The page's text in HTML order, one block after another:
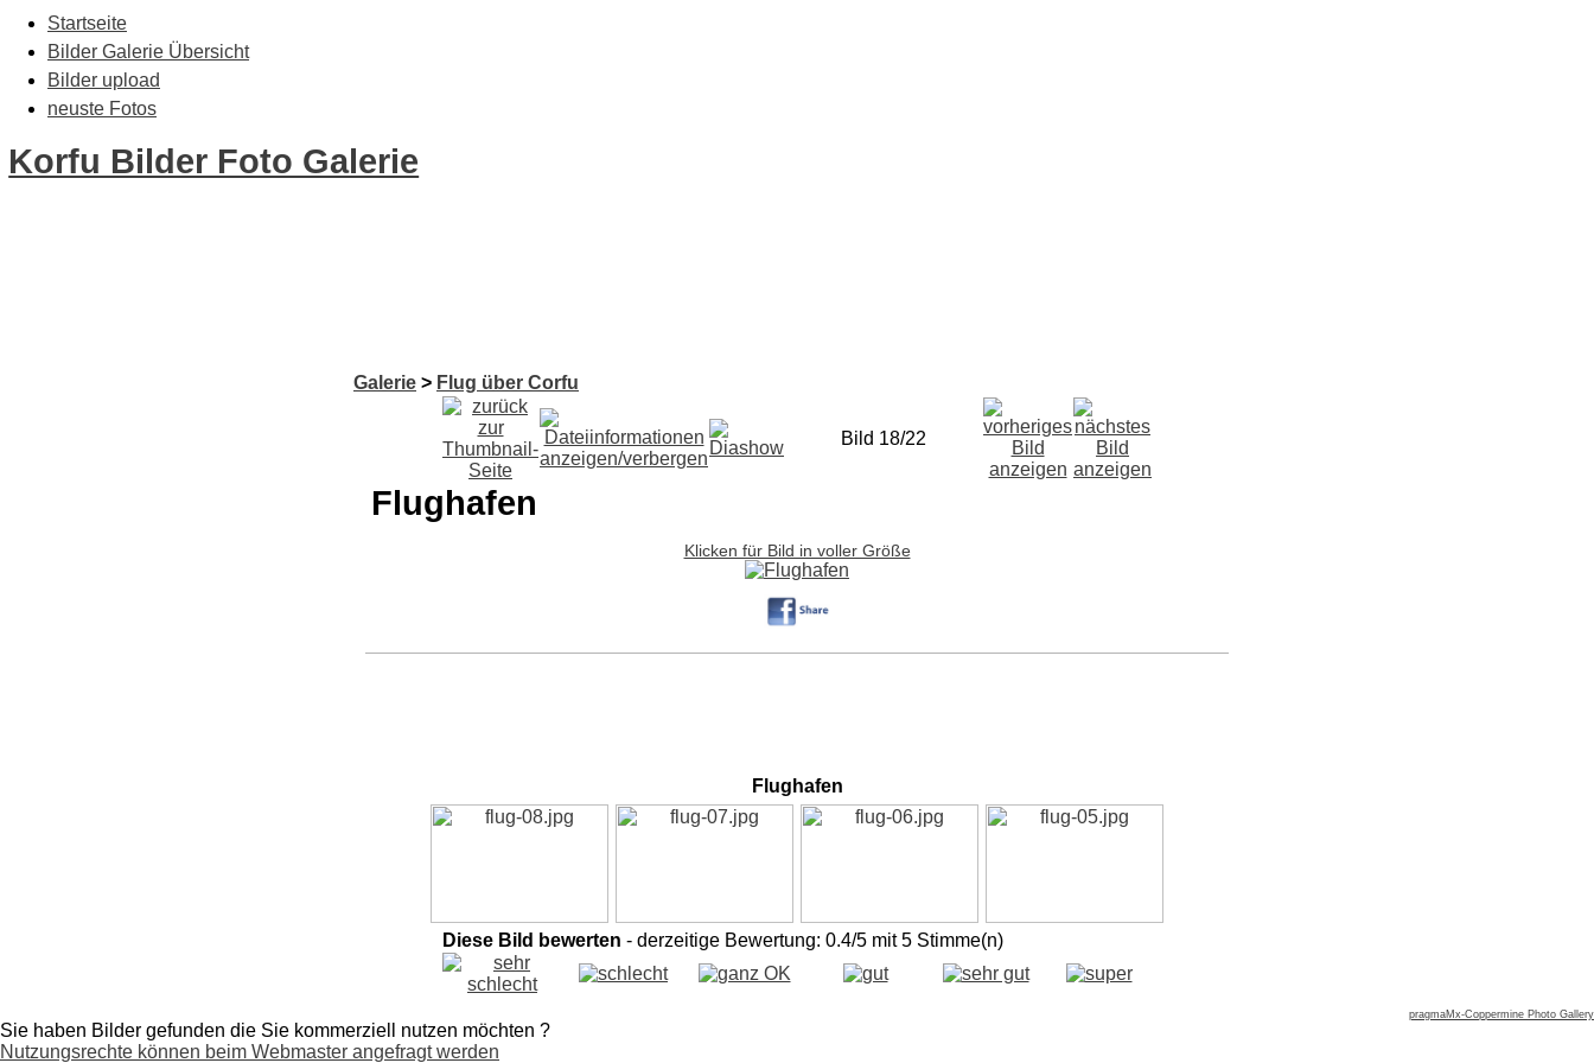
Startseite
Bilder Galerie Übersicht
Bilder upload
neuste Fotos
Korfu Bilder Foto Galerie
Galerie > Flug über Corfu
Bild 18/22
Flughafen
Klicken für Bild in voller Größe
Flughafen
Diese Bild bewerten - derzeitige Bewertung: 0.4/5 mit 5 Stimme(n)
pragmaMx-Coppermine Photo Gallery
Sie haben Bilder gefunden die Sie kommerziell nutzen möchten ?
Nutzungsrechte können beim Webmaster angefragt werden